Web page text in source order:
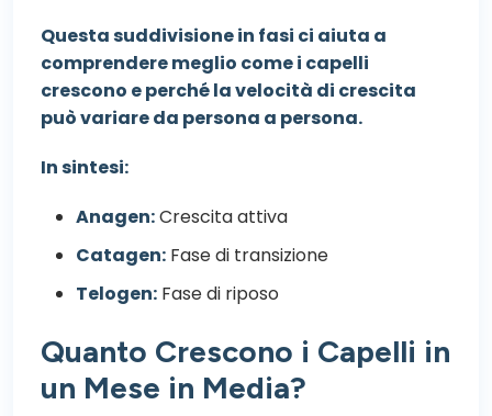
Questa suddivisione in fasi ci aiuta a
comprendere meglio come i capelli
crescono e perché la velocità di crescita
può variare da persona a persona.
In sintesi:
Anagen:Crescita attiva
Catagen: Fase di transizione
Telogen: Fase di riposo
Quanto Crescono i Capelli in
un Mese in Media?